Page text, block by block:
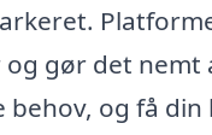
gør det nemt
og få